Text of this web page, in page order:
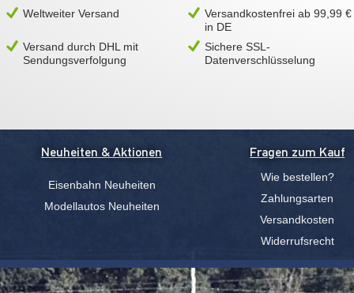
Weltweiter Versand
Versandkostenfrei ab 99,99 €
in DE
Versand durch DHL mit
Sendungsverfolgung
Sichere SSL-
Datenverschlüsselung
Neuheiten & Aktionen
Eisenbahn Neuheiten
Modellautos Neuheiten
Fragen zum Kauf
Wie bestellen?
Zahlungsarten
Versandkosten
Widerrufsrecht